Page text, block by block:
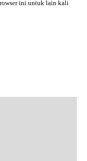
ini untuk lain kali